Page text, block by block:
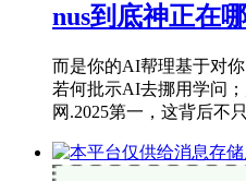
nus到底神正在
而是你的AI帮理基于对
若何批示AI去挪用学问
网.2025第一，这背后不